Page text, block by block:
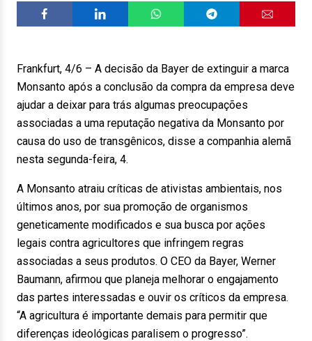
Frankfurt, 4/6 – A decisão da Bayer de extinguir a marca
Monsanto após a conclusão da compra da empresa deve
ajudar a deixar para trás algumas preocupações
associadas a uma reputação negativa da Monsanto por
causa do uso de transgênicos, disse a companhia alemã
nesta segunda-feira, 4.
A Monsanto atraiu críticas de ativistas ambientais, nos
últimos anos, por sua promoção de organismos
geneticamente modificados e sua busca por ações
legais contra agricultores que infringem regras
associadas a seus produtos. O CEO da Bayer, Werner
Baumann, afirmou que planeja melhorar o engajamento
das partes interessadas e ouvir os críticos da empresa.
“A agricultura é importante demais para permitir que
diferenças ideológicas paralisem o progresso”.